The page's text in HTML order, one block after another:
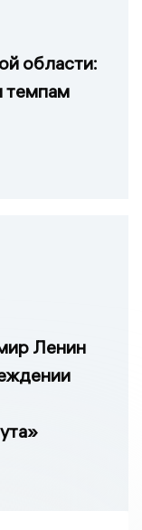
области:
темпам
Ленин